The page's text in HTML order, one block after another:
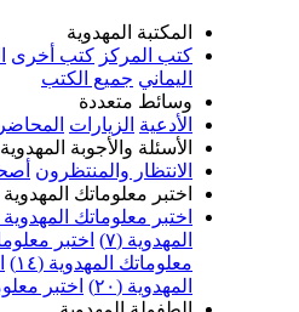
المكتبة المهدوية
كتب المركز كتب أخرى
اليماني جميع الكتب
وسائط متعددة
الأدعية الزيارات
الأسئلة والأجوبة المهدوية
الانتظار والمنتظرون
اختبر معلوماتك المهدوية
اختبر معلوماتك المهدوية
المهدوية (٧)
اختبر
معلوماتك المهدوية (١٤)
المهدوية (٢٠)
اختبر